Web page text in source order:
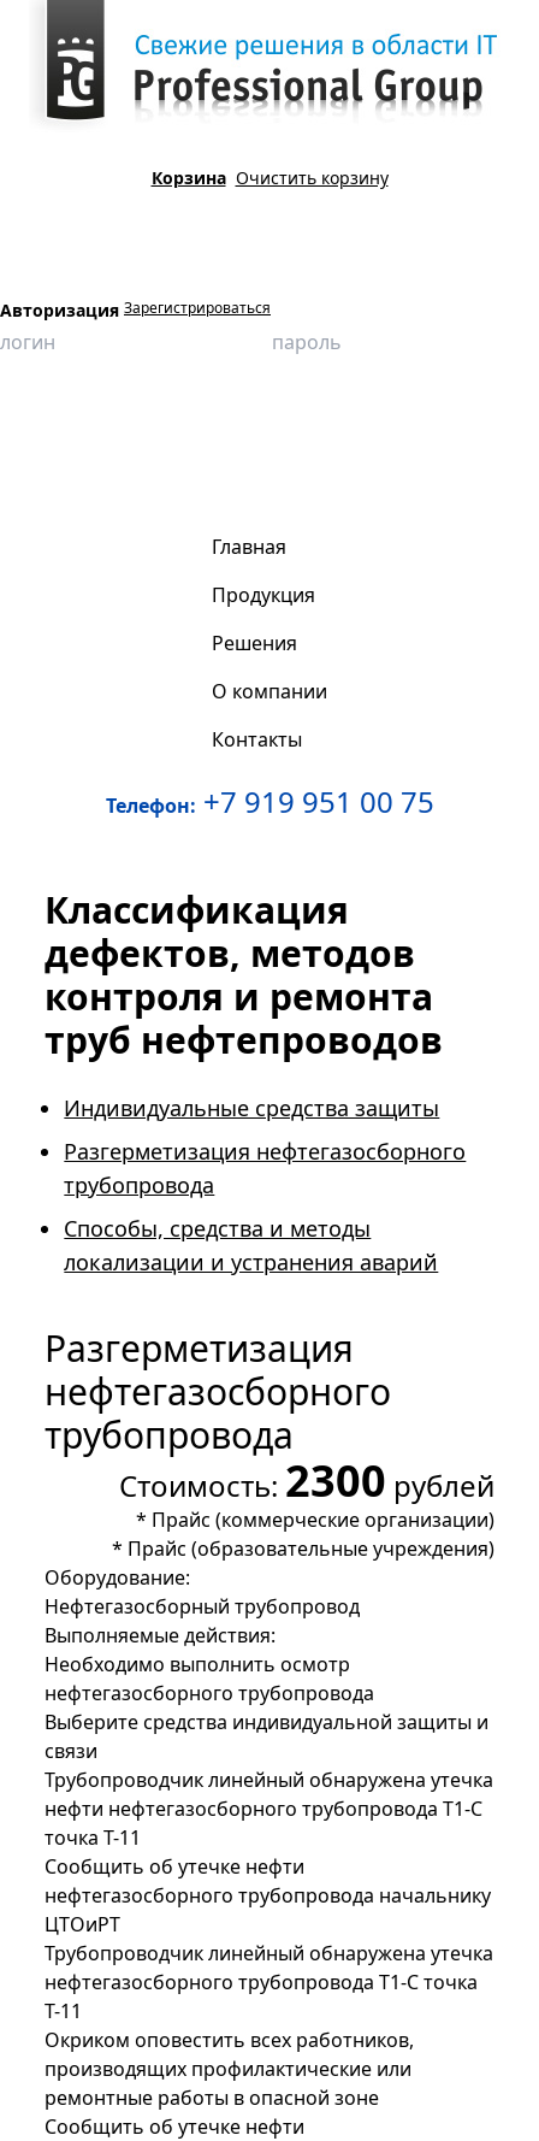
Корзина Очистить корзину
Авторизация Зарегистрироваться
Главная
Продукция
Решения
О компании
Контакты
Телефон: +7 919 951 00 75
Классификация
дефектов, методов
контроля и ремонта
труб нефтепроводов
Индивидуальные средства защиты
Разгерметизация нефтегазосборного
трубопровода
Способы, средства и методы
локализации и устранения аварий
Разгерметизация
нефтегазосборного
трубопровода
Стоимость: 2300 рублей
* Прайс (коммерческие организации)
* Прайс (образовательные учреждения)
Оборудование:
Нефтегазосборный трубопровод
Выполняемые действия:
Необходимо выполнить осмотр
нефтегазосборного трубопровода
Выберите средства индивидуальной защиты и
связи
Трубопроводчик линейный обнаружена утечка
нефти нефтегазосборного трубопровода Т1-С
точка Т-11
Сообщить об утечке нефти
нефтегазосборного трубопровода начальнику
ЦТОиРТ
Трубопроводчик линейный обнаружена утечка
нефтегазосборного трубопровода Т1-С точка
Т-11
Окриком оповестить всех работников,
производящих профилактические или
ремонтные работы в опасной зоне
Сообщить об утечке нефти